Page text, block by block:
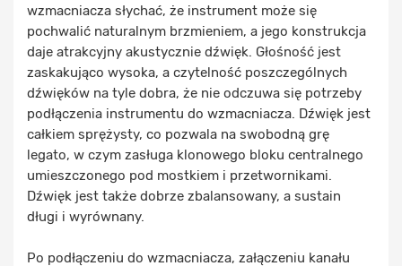
wzmacniacza słychać, że instrument może się
pochwalić naturalnym brzmieniem, a jego konstrukcja
daje atrakcyjny akustycznie dźwięk. Głośność jest
zaskakująco wysoka, a czytelność poszczególnych
dźwięków na tyle dobra, że nie odczuwa się potrzeby
podłączenia instrumentu do wzmacniacza. Dźwięk jest
całkiem sprężysty, co pozwala na swobodną grę
legato, w czym zasługa klonowego bloku centralnego
umieszczonego pod mostkiem i przetwornikami.
Dźwięk jest także dobrze zbalansowany, a sustain
długi i wyrównany.
Po podłączeniu do wzmacniacza, załączeniu kanału